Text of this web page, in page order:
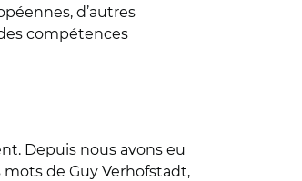
d’autres
compétences
Depuis nous avons eu
de Guy Verhofstadt,